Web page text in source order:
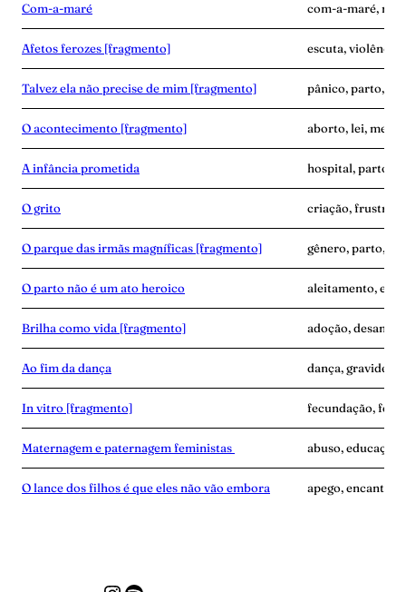
Com-a-maré com-a-maré,
Afetos ferozes [fragmento] escuta, violência
Talvez ela não precise de mim [fragmento] pânico, parto,
O acontecimento [fragmento] aborto, lei,
A infância prometida hospital, parto,
O grito criação,
O parque das irmãs magníficas [fragmento] gênero, parto,
O parto não é um ato heroico aleitamento,
Brilha como vida [fragmento] adoção, desamor
Ao fim da dança dança, gravidez,
In vitro [fragmento] fecundação,
Maternagem e paternagem feministas abuso,
O lance dos filhos é que eles não vão embora apego,